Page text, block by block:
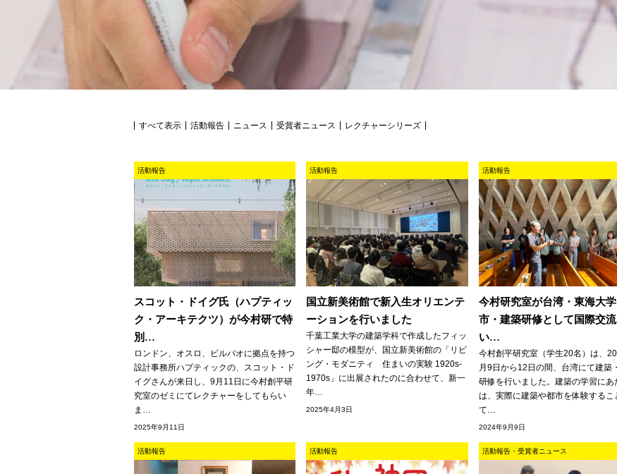
すべて表示 活動報告 ニュース 受賞者ニュース レクチャーシリーズ
活動報告
スコット・ドイグ氏（ハプティッ
ク・アーキテクツ）が今村研で特
別…
ロンドン、オスロ、ビルバオに拠点を持つ
設計事務所ハプティックの、スコット・ド
イグさんが来日し、9月11日に今村創平研
究室のゼミにてレクチャーをしてもらい
ま…
2025年9月11日
活動報告
国立新美術館で新入生オリエンテ
ーションを行いました
千葉工業大学の建築学科で作成したフィッ
シャー邸の模型が、国立新美術館の「リビ
ング・モダニティ 住まいの実験 1920s-
1970s」に出展されたのに合わせて、新一
年…
2025年4月3日
活動報告
今村研究室が台湾・東海大
市・建築研修として国際交
い…
今村創平研究室（学生20名）は、
月9日から12日の間、台湾にて建築
研修を行いました。建築の学習にあ
は、実際に建築や都市を体験するこ
て…
2024年9月9日
活動報告 活動報告 活動報告・受賞者ニュース